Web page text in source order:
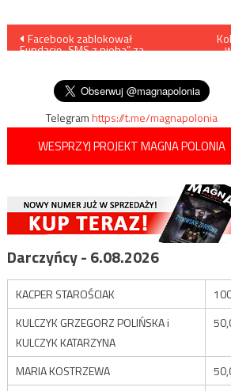
Nawigacja
Facebook zablokował
Fundację „SMS z nieba” za
Telegramhttps://t.me/magnapolonia
WESPRZYJ PROJEKT MAGNA POLONIA
Darczyńcy - 6.08.2026
KACPER STAROŚCIAK
KULCZYK GRZEGORZ POLIŃSKA i
KULCZYK KATARZYNA
MARIA KOSTRZEWA